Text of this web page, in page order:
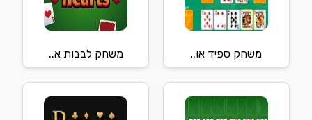
משחק ספיד או.. משחק לבבות א..